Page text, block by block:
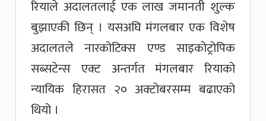
रियाले अदालतलाई एक लाख जमानती शुल्क
बुझाएकी छिन् । यसअघि मंगलबार एक विशेष
अदालतले नारकोटिक्स एण्ड साइकोट्रोपिक
सब्सटेन्स एक्ट अन्तर्गत मंगलबार रियाको
न्यायिक हिरासत २० अक्टोबरसम्म बढाएको
थियो ।